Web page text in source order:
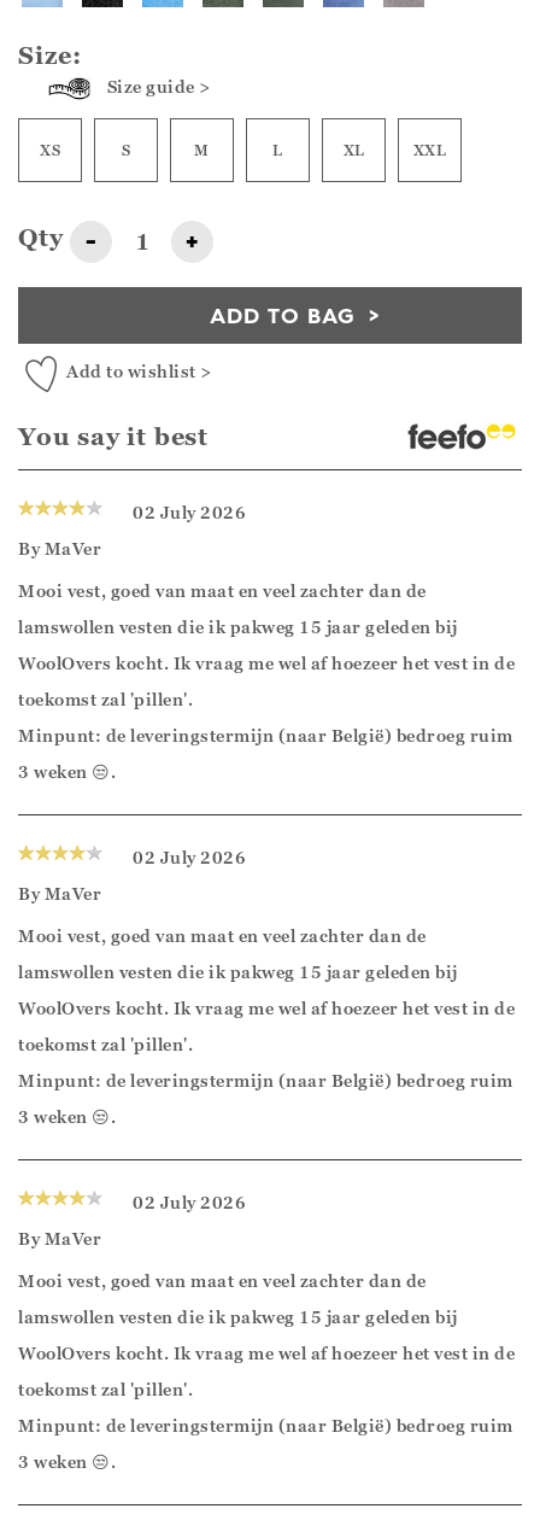
Size:
Size guide >
XS S M L XL XXL
Qty - +
ADD TO BAG
Add to wishlist >
You say it best
02 July 2026
ByMaVer
Mooi vest, goed van maat en veel zachter dan de
lamswollen vesten die ik pakweg 15 jaar geleden bij
WoolOvers kocht. Ik vraag me wel af hoezeer het vest in de
toekomst zal 'pillen'.
Minpunt: de leveringstermijn (naar België) bedroeg ruim
3 weken 😒.
02 July 2026
ByMaVer
Mooi vest, goed van maat en veel zachter dan de
lamswollen vesten die ik pakweg 15 jaar geleden bij
WoolOvers kocht. Ik vraag me wel af hoezeer het vest in de
toekomst zal 'pillen'.
Minpunt: de leveringstermijn (naar België) bedroeg ruim
3 weken 😒.
02 July 2026
ByMaVer
Mooi vest, goed van maat en veel zachter dan de
lamswollen vesten die ik pakweg 15 jaar geleden bij
WoolOvers kocht. Ik vraag me wel af hoezeer het vest in de
toekomst zal 'pillen'.
Minpunt: de leveringstermijn (naar België) bedroeg ruim
3 weken 😒.